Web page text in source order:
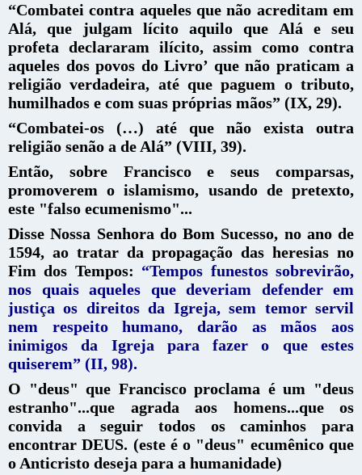
“Combatei contra aqueles que não acreditam em
Alá, que julgam lícito aquilo que Alá e seu
profeta declararam ilícito, assim como contra
aqueles dos povos do Livro’ que não praticam a
religião verdadeira, até que paguem o tributo,
humilhados e com suas próprias mãos” (IX, 29).
“Combatei-os (…) até que não exista outra
religião senão a de Alá” (VIII, 39).
Então, sobre Francisco e seus comparsas,
promoverem o islamismo, usando de pretexto,
este "falso ecumenismo"...
Disse Nossa Senhora do Bom Sucesso, no ano de
1594, ao tratar da propagação das heresias no
Fim dos Tempos: “Tempos funestos sobrevirão,
nos quais aqueles que deveriam defender em
justiça os direitos da Igreja, sem temor servil
nem respeito humano, darão as mãos aos
inimigos da Igreja para fazer o que estes
quiserem” (II, 98).
O "deus" que Francisco proclama é um "deus
estranho"...que agrada aos homens...que os
convida a seguir todos os caminhos para
encontrar DEUS. (este é o "deus" ecumênico que
o Anticristo deseja para a humanidade)